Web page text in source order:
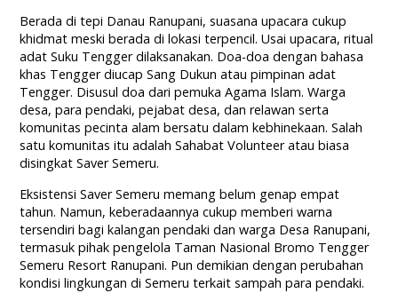
Berada di tepi Danau Ranupani, suasana upacara cukup
khidmat meski berada di lokasi terpencil. Usai upacara, ritual
adat Suku Tengger dilaksanakan. Doa-doa dengan bahasa
khas Tengger diucap Sang Dukun atau pimpinan adat
Tengger. Disusul doa dari pemuka Agama Islam. Warga
desa, para pendaki, pejabat desa, dan relawan serta
komunitas pecinta alam bersatu dalam kebhinekaan. Salah
satu komunitas itu adalah Sahabat Volunteer atau biasa
disingkat Saver Semeru.
Eksistensi Saver Semeru memang belum genap empat
tahun. Namun, keberadaannya cukup memberi warna
tersendiri bagi kalangan pendaki dan warga Desa Ranupani,
termasuk pihak pengelola Taman Nasional Bromo Tengger
Semeru Resort Ranupani. Pun demikian dengan perubahan
kondisi lingkungan di Semeru terkait sampah para pendaki.